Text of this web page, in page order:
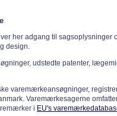
her adgang til
design.
udstedte patenter,
varemærkeansøgninger,
Varemærkesagerne
i EU's